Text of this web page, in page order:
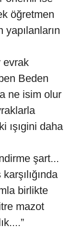
öğretmen
yapılanların
evrak
Beden
ne isim olur
ışıgini daha
şart...
birlikte
mazot